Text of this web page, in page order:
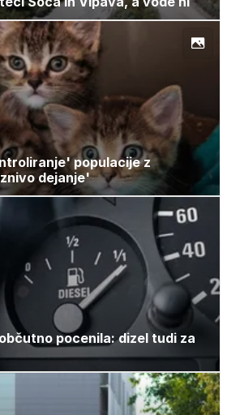
populacije z
dejanje'
pocenila: dizel tudi za